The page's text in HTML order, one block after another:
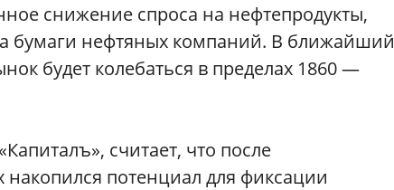
снижение спроса на нефтепродукты,
бумаги нефтяных компаний. В ближайший
будет колебаться в пределах 1860 —
считает, что после
потенциал для фиксации